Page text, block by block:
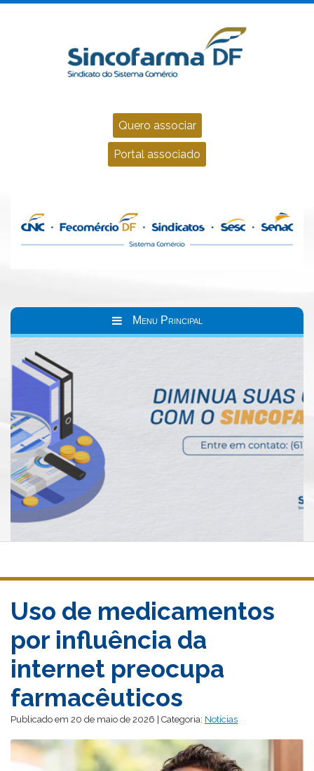
Quero associar
Portal associado
Menu Principal
Uso de medicamentos
por influência da
internet preocupa
farmacêuticos
Publicado em 20 de maio de 2026 | Categoria: Notícias